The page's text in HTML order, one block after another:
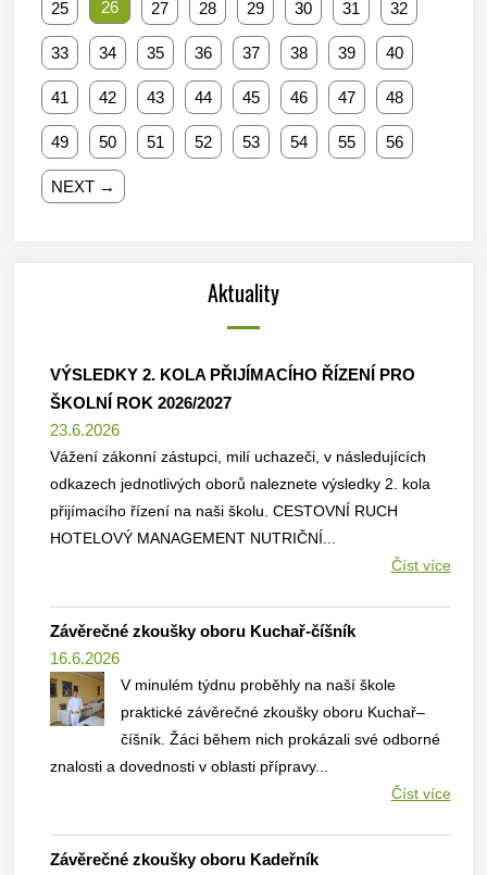
25 26 27 28 29 30 31 32
33 34 35 36 37 38 39 40
41 42 43 44 45 46 47 48
49 50 51 52 53 54 55 56
NEXT →
Aktuality
VÝSLEDKY 2. KOLA PŘIJÍMACÍHO ŘÍZENÍ PRO
ŠKOLNÍ ROK 2026/2027
23.6.2026
Vážení zákonní zástupci, milí uchazeči, v následujících
odkazech jednotlivých oborů naleznete výsledky 2. kola
přijímacího řízení na naši školu. CESTOVNÍ RUCH
HOTELOVÝ MANAGEMENT NUTRIČNÍ...
Číst více
Závěrečné zkoušky oboru Kuchař-číšník
16.6.2026
V minulém týdnu proběhly na naší škole
praktické závěrečné zkoušky oboru Kuchař–
číšník. Žáci během nich prokázali své odborné
znalosti a dovednosti v oblasti přípravy...
Číst více
Závěrečné zkoušky oboru Kadeřník